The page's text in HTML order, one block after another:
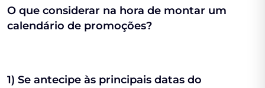
O que considerar na hora de montar um
calendário de promoções?
1) Se antecipe às principais datas do